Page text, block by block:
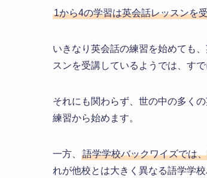
1から4の学習は英会話レッスンを
いきなり英会話の練習を始めても
スンを受講しているようでは、す
それにも関わらず、世の中の多く
練習から始めます。
一方、 語学学校バックワイズでは
れが他校とは大きく異なる語学学